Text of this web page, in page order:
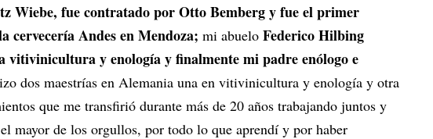
Wiebe, fue contratado por Otto Bemberg y fue el primer
cervecería Andes en Mendoza; mi abuelo Federico Hilbing
vitivinicultura y enología y finalmente mi padre enólogo e
dos maestrías en Alemania una en vitivinicultura y enología y otra
que me transfirió durante más de 20 años trabajando juntos y
mayor de los orgullos, por todo lo que aprendí y por haber